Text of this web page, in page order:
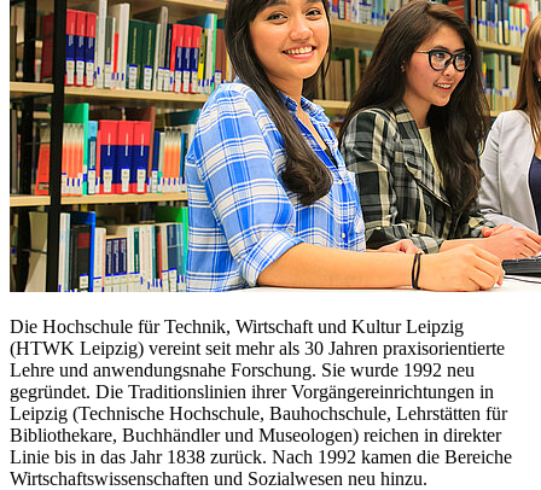
Die Hochschule für Technik, Wirtschaft und Kultur Leipzig
(HTWK Leipzig) vereint seit mehr als 30 Jahren praxisorientierte
Lehre und anwendungsnahe Forschung. Sie wurde 1992 neu
gegründet. Die Traditionslinien ihrer Vorgängereinrichtungen in
Leipzig (Technische Hochschule, Bauhochschule, Lehrstätten für
Bibliothekare, Buchhändler und Museologen) reichen in direkter
Linie bis in das Jahr 1838 zurück. Nach 1992 kamen die Bereiche
Wirtschaftswissenschaften und Sozialwesen neu hinzu.